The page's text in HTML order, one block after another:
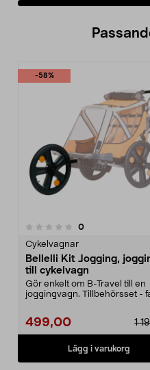
-58%
0recensioner
Cykelvagnar
Bellelli Kit Jogging,
till cykelvagn
Gör enkelt om B-Travel till en
joggingvagn. Tillbehörsset -
1
499,00
Lägg i varukorg